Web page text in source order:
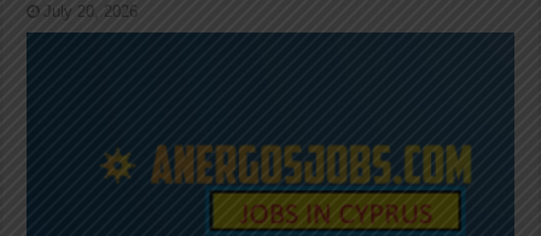
July 20, 2026